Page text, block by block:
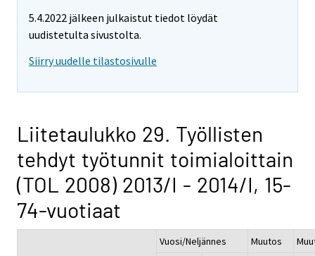
5.4.2022 jälkeen julkaistut tiedot löydät
uudistetulta sivustolta.
Siirry uudelle tilastosivulle
Liitetaulukko 29. Työllisten
tehdyt työtunnit toimialoittain
(TOL 2008) 2013/I - 2014/I, 15-
74-vuotiaat
Vuosi/Neljännes Muutos